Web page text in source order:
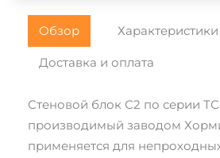
Морозостойкость
Водонепроницаемость
Объем, м.куб.
Обзор
Доставка и оплата
Стеновой блок С2 по серии
производимый заводом
применяется для